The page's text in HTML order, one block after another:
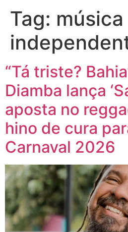
Tag: música
“Tá triste?
Diamba lança
aposta no
hino de cura
Carnaval 2026